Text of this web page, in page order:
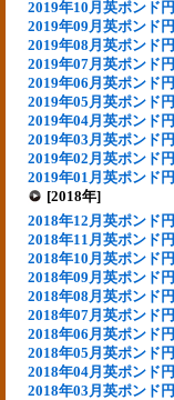
2019年10月英ポンド円
2019年09月英ポンド円
2019年08月英ポンド円
2019年07月英ポンド円
2019年06月英ポンド円
2019年05月英ポンド円
2019年04月英ポンド円
2019年03月英ポンド円
2019年02月英ポンド円
2019年01月英ポンド円
[2018年]
2018年12月英ポンド円
2018年11月英ポンド円
2018年10月英ポンド円
2018年09月英ポンド円
2018年08月英ポンド円
2018年07月英ポンド円
2018年06月英ポンド円
2018年05月英ポンド円
2018年04月英ポンド円
2018年03月英ポンド円